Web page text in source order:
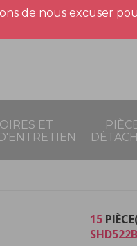
de nous excuser
ET
15